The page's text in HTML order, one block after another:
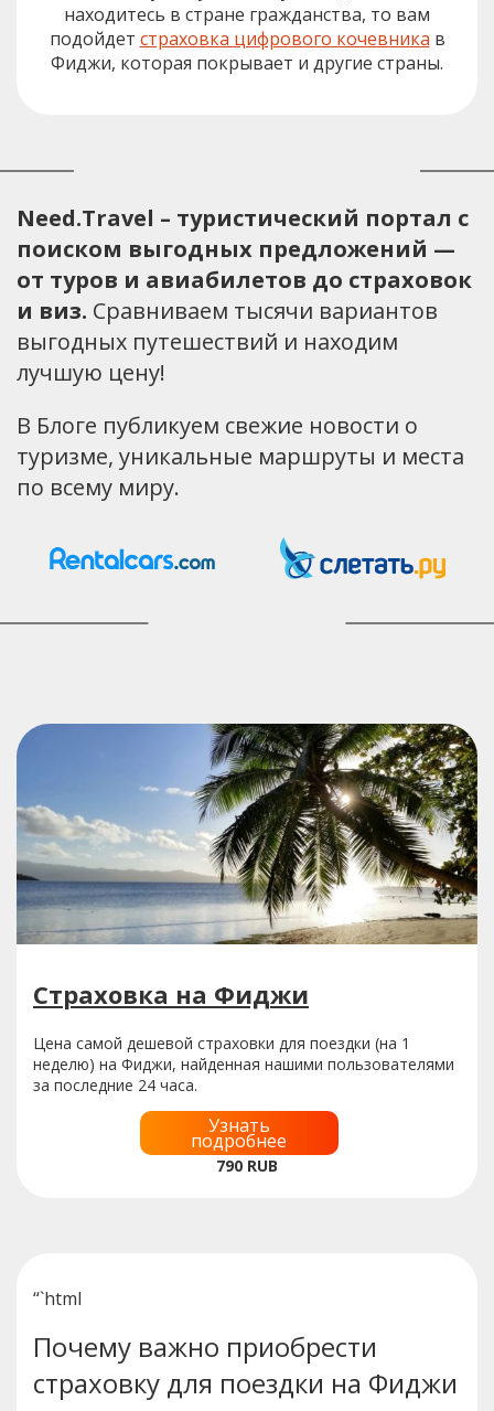
находитесь в стране гражданства, то вам
подойдет страховка цифрового кочевника в
Фиджи, которая покрывает и другие страны.
Need.Travel – туристический портал с
поиском выгодных предложений —
от туров и авиабилетов до страховок
и виз. Сравниваем тысячи вариантов
выгодных путешествий и находим
лучшую цену!
В Блоге публикуем свежие новости о
туризме, уникальные маршруты и места
по всему миру.
Страховка на Фиджи
Цена самой дешевой страховки для поездки (на 1
неделю) на Фиджи, найденная нашими пользователями
за последние 24 часа.
Узнать
подробнее
790 RUB
“`html
Почему важно приобрести
страховку для поездки на Фиджи